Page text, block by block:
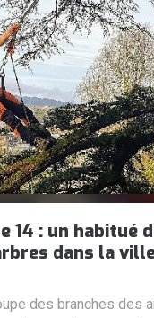
14 : un habitué
dans la
des branches des